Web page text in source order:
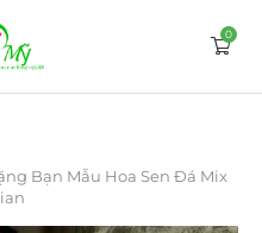
0
Bạn Mẫu Hoa Sen Đá Mix